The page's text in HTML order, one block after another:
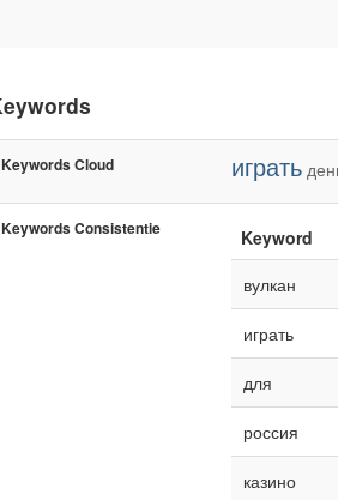
Keywords Cloud играть
Keywords Consistentie Keyword
вулкан
играть
для
россия
казино